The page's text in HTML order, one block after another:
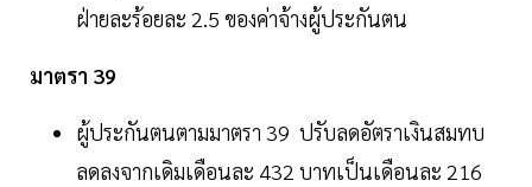
ฝ่ายละร้อยละ 2.5 ของค่าจ้างผู้ประกันตน
มาตรา 39
ผู้ประกันตนตามมาตรา 39 ปรับลดอัตราเงินสมทบ
ลดลงจากเดิมเดือนละ 432 บาทเป็นเดือนละ 216